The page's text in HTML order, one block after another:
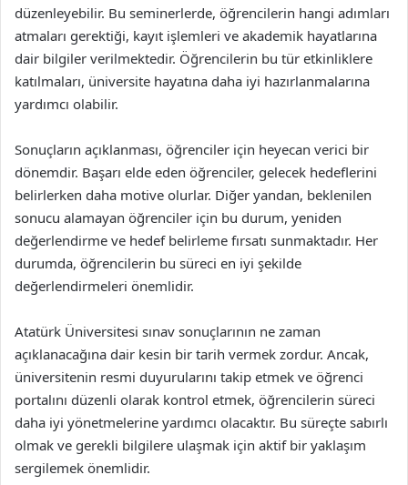
düzenleyebilir. Bu seminerlerde, öğrencilerin hangi adımları
atmaları gerektiği, kayıt işlemleri ve akademik hayatlarına
dair bilgiler verilmektedir. Öğrencilerin bu tür etkinliklere
katılmaları, üniversite hayatına daha iyi hazırlanmalarına
yardımcı olabilir.
Sonuçların açıklanması, öğrenciler için heyecan verici bir
dönemdir. Başarı elde eden öğrenciler, gelecek hedeflerini
belirlerken daha motive olurlar. Diğer yandan, beklenilen
sonucu alamayan öğrenciler için bu durum, yeniden
değerlendirme ve hedef belirleme fırsatı sunmaktadır. Her
durumda, öğrencilerin bu süreci en iyi şekilde
değerlendirmeleri önemlidir.
Atatürk Üniversitesi sınav sonuçlarının ne zaman
açıklanacağına dair kesin bir tarih vermek zordur. Ancak,
üniversitenin resmi duyurularını takip etmek ve öğrenci
portalını düzenli olarak kontrol etmek, öğrencilerin süreci
daha iyi yönetmelerine yardımcı olacaktır. Bu süreçte sabırlı
olmak ve gerekli bilgilere ulaşmak için aktif bir yaklaşım
sergilemek önemlidir.